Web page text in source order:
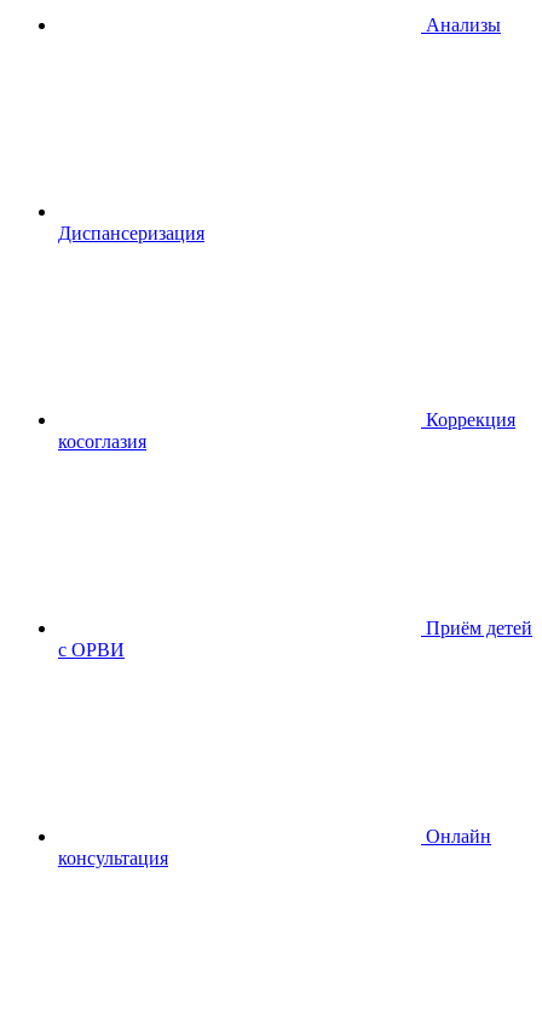
Анализы
Диспансеризация
Коррекция
косоглазия
Приём детей
с ОРВИ
Онлайн
консультация